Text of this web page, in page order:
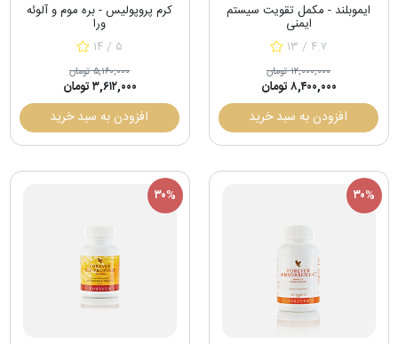
افزودن به سبد خرید
ایموبلند - مکمل تقویت سیستم
ایمنی
۱۳ / ۴.۷
۱۲,۰۰۰,۰۰۰ تومان
۸,۴۰۰,۰۰۰ تومان
افزودن به سبد خرید
کرم پروپولیس - بره موم و آلوئه
ورا
۱۴ / ۵
۵,۱۶۰,۰۰۰ تومان
۳,۶۱۲,۰۰۰ تومان
۳۰% ۳۰%